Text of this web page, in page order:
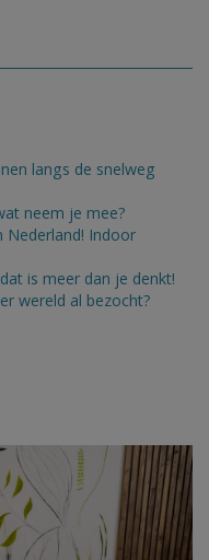
langs de snelweg
neem je mee?
Nederland! Indoor
is meer dan je denkt!
wereld al bezocht?